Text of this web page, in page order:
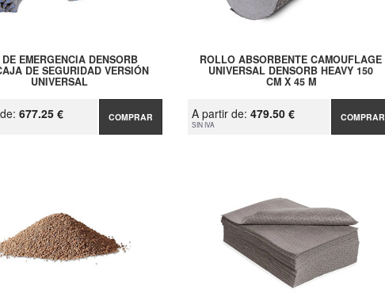
EMERGENCIA DENSORB
DE SEGURIDAD VERSIÓN
UNIVERSAL
677.25 € COMPRAR
ROLLO ABSORBENTE CAMOUFLAGE
UNIVERSAL DENSORB HEAVY 150
CM X 45 M
A partir de: 479.50 €
SIN IVA
COMPRAR